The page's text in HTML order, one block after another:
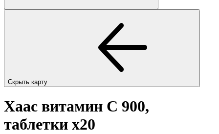
Скрыть карту
Хаас витамин С 900,
таблетки x20